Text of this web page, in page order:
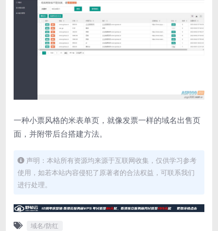
一种小票风格的米表单页，就像发票一样的域名出售页
面，并附带后台搭建方法。
声明：本站所有资源均来源于互联网收集，仅供学习参考
使用，如若本站内容侵犯了原著者的合法权益，可联系我们
进行处理。
域名/防红